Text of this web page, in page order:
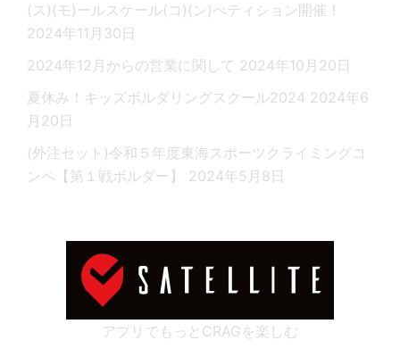
(ス)(モ)ールスケール(コ)(ン)ぺティション開催！
2024年11月30日
2024年12月からの営業に関して 2024年10月20日
夏休み！キッズボルダリングスクール2024 2024年6
月20日
(外注セット)令和５年度東海スポーツクライミングコ
ンペ【第１戦ボルダー】
2024年5月8日
アプリでもっとCRAGを楽しむ